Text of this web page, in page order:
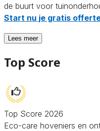
de buurt voor
Start nu je gratis
Lees meer
Top Score
Top Score 2026
Eco-care hoveniers en